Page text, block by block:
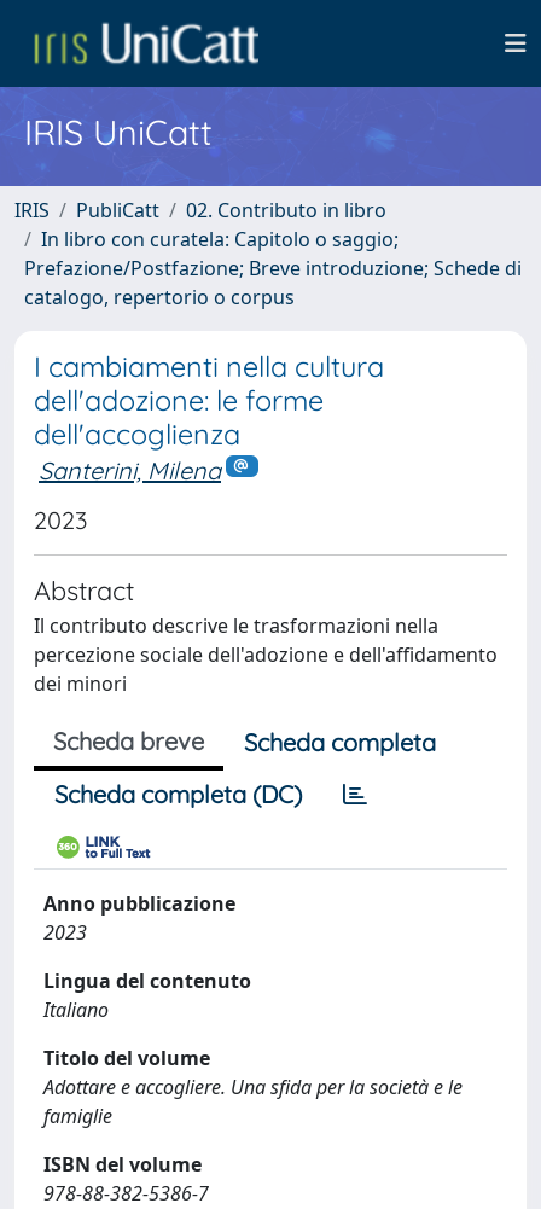
IRIS UniCatt
IRIS PubliCatt
02. Contributo in libro
In libro con curatela: Capitolo o saggio;
Prefazione/Postfazione; Breve introduzione; Schede di
catalogo, repertorio o corpus
I cambiamenti nella cultura
dell'adozione: le forme
dell'accoglienza
Santerini, Milena
2023
Abstract
Il contributo descrive le trasformazioni nella
percezione sociale dell'adozione e dell'affidamento
dei minori
Scheda breve
Scheda completa
Scheda completa (DC)
Anno pubblicazione
2023
Lingua del contenuto
Italiano
Titolo del volume
Adottare e accogliere. Una sfida per la società e le
famiglie
ISBN del volume
978-88-382-5386-7